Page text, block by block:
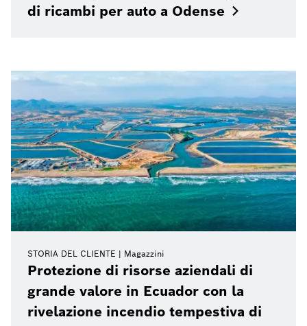
di ricambi per auto a Odense
STORIA DEL CLIENTE Magazzini
Protezione di risorse aziendali di
grande valore in Ecuador con la
rivelazione incendio tempestiva di